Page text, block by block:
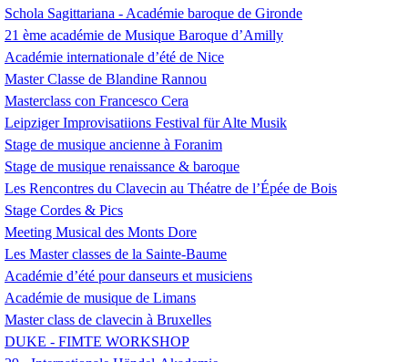
Schola Sagittariana - Académie baroque de Gironde
21 ème académie de Musique Baroque d’Amilly
Académie internationale d’été de Nice
Master Classe de Blandine Rannou
Masterclass con Francesco Cera
Leipziger Improvisatiions Festival für Alte Musik
Stage de musique ancienne à Foranim
Stage de musique renaissance & baroque
Les Rencontres du Clavecin au Théatre de l’Épée de Bois
Stage Cordes & Pics
Meeting Musical des Monts Dore
Les Master classes de la Sainte-Baume
Académie d’été pour danseurs et musiciens
Académie de musique de Limans
Master class de clavecin à Bruxelles
DUKE - FIMTE WORKSHOP